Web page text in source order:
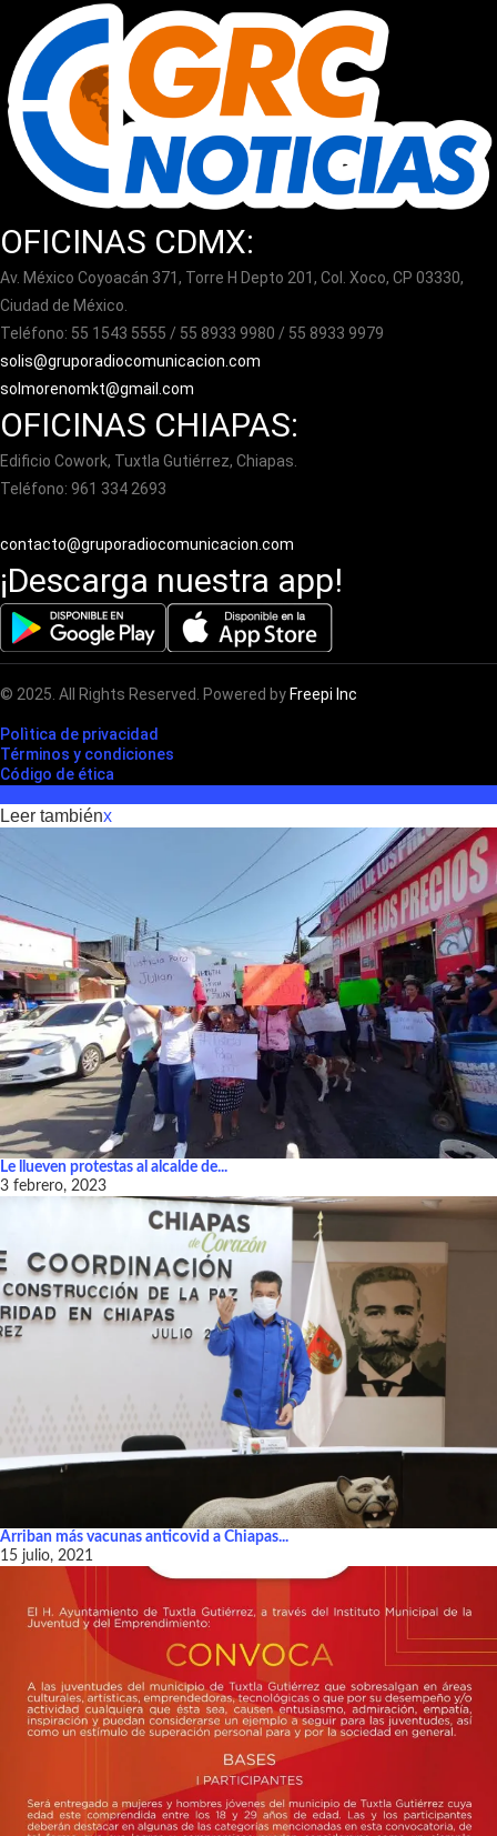
OFICINAS CDMX:
Av. México Coyoacán 371, Torre H Depto 201, Col. Xoco, CP 03330,
Ciudad de México.
Teléfono: 55 1543 5555 / 55 8933 9980 / 55 8933 9979
solis@gruporadiocomunicacion.com
solmorenomkt@gmail.com
OFICINAS CHIAPAS:
Edificio Cowork, Tuxtla Gutiérrez, Chiapas.
Teléfono: 961 334 2693
contacto@gruporadiocomunicacion.com
¡Descarga nuestra app!
© 2025. All Rights Reserved. Powered byFreepi Inc
Polìtica de privacidad
Términos y condiciones
Código de ética
Leer tambiénx
Le llueven protestas al alcalde de...
3 febrero, 2023
Arriban más vacunas anticovid a Chiapas...
15 julio, 2021